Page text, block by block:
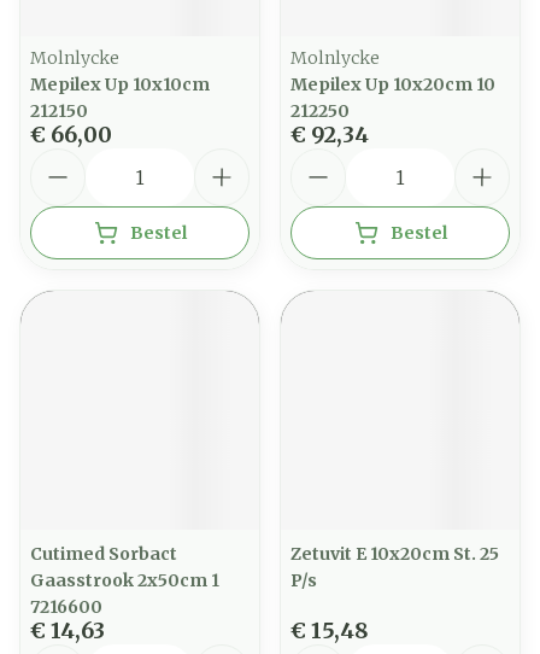
Molnlycke
Mepilex Up 10x10cm
212150
€ 66,00
Bestel
Molnlycke
Mepilex Up 10x20cm 10
212250
€ 92,34
Bestel
Cutimed Sorbact
Gaasstrook 2x50cm 1
7216600
€ 14,63
Zetuvit E 10x20cm St. 25
P/s
€ 15,48